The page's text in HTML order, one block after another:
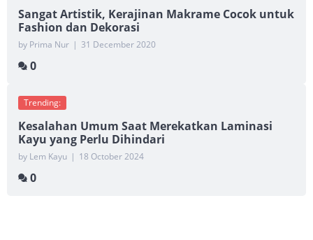
Sangat Artistik, Kerajinan Makrame Cocok untuk
Fashion dan Dekorasi
by Prima Nur | 31 December 2020
0
Trending:
Kesalahan Umum Saat Merekatkan Laminasi
Kayu yang Perlu Dihindari
by Lem Kayu | 18 October 2024
0